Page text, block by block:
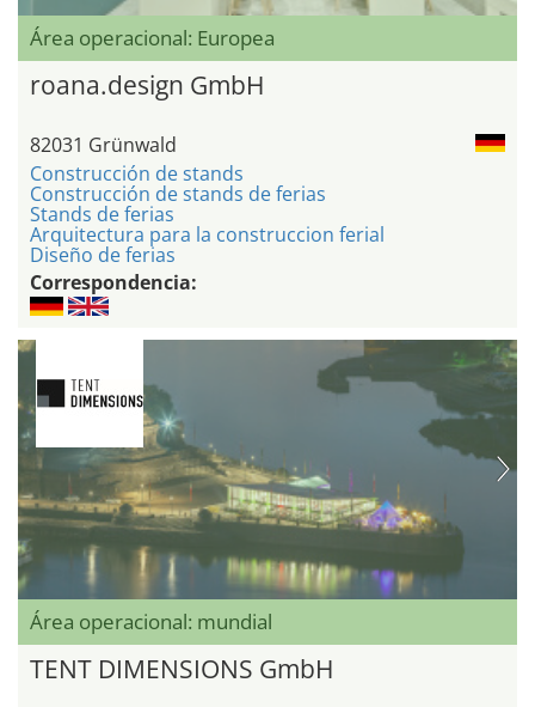
Área operacional: Europea
roana.design GmbH
82031 Grünwald
Construcción de stands
Construcción de stands de ferias
Stands de ferias
Arquitectura para la construccion ferial
Diseño de ferias
Correspondencia:
Área operacional: mundial
TENT DIMENSIONS GmbH